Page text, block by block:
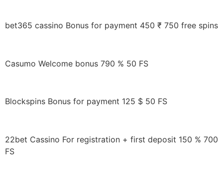
bet365 cassino Bonus for payment 450 ₹ 750 free spins
Casumo Welcome bonus 790 % 50 FS
Blockspins Bonus for payment 125 $ 50 FS
22bet Cassino For registration + first deposit 150 % 700
FS